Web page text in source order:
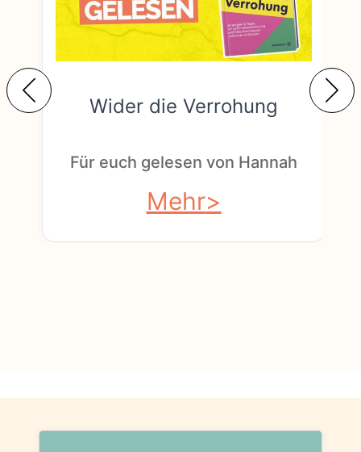
Wider die Verrohung
Für euch gelesen von Hannah
Mehr